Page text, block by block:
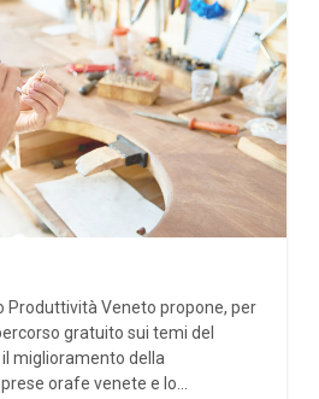
Produttività Veneto propone, per
gratuito sui temi del
miglioramento della
orafe venete e lo...